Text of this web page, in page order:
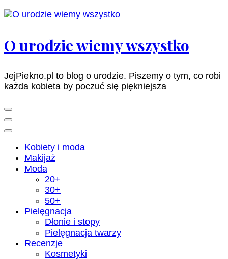
O urodzie wiemy wszystko
JejPiekno.pl to blog o urodzie. Piszemy o tym, co robi
każda kobieta by poczuć się piękniejsza
Kobiety i moda
Makijaż
Moda
20+
30+
50+
Pielęgnacja
Dłonie i stopy
Pielęgnacja twarzy
Recenzje
Kosmetyki